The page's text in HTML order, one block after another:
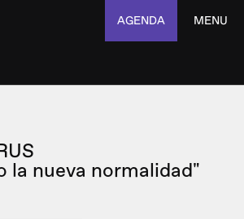
AGENDA MENU
la nueva normalidad"